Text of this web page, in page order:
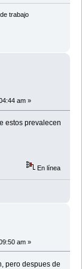
trabajo
am »
estos prevalecen
En línea
am »
pero despues de